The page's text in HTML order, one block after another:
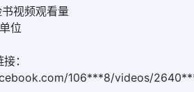
视频观看量
位
：
106***8/videos/